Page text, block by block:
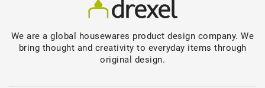
We are a global housewares product design company. We
bring thought and creativity to everyday items through
original design.